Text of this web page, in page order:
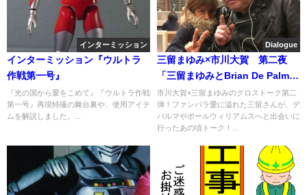
インターミッション
インターミッション『ウルトラ
作戦第一号』
『光の国から愛をこめて』『ウルトラ作戦
第一号』再現特撮の舞台裏や、使用アイテ
ムを解説しました。...
Dialogue
三留まゆみ×市川大賀 第二夜
「三留まゆみとBrian De Palma
と」
市川大賀×三留まゆみのクロストーク第二
弾！ファンパラ愛に溢れた三留さんが、デ
パルマやポールウィリアムスへと出会いに
行ったあの頃トーク！...